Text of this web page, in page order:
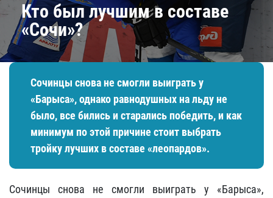
​Кто был лучшим в составе
«Сочи»?
Сочинцы снова не смогли выиграть у
«Барыса», однако равнодушных на льду не
было, все бились и старались победить, и как
минимум по этой причине стоит выбрать
тройку лучших в составе «леопардов».
Сочинцы снова не смогли выиграть у «Барыса»,